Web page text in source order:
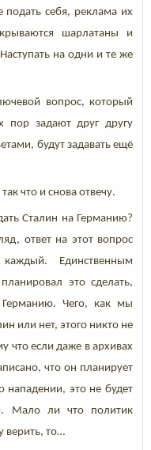
подать себя, реклама их
шарлатаны и
на одни и те же
вопрос, который
пор задают друг другу
будут задавать ещё
что и снова отвечу.
Сталин на Германию?
ответ на этот вопрос
Единственным
это сделать,
Чего, как мы
или нет, этого никто не
что если даже в архивах
что он планирует
нападении, это не будет
Мало ли что политик
верить, то…